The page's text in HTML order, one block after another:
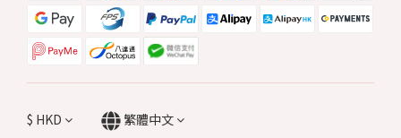
$ HKD 繁體中文